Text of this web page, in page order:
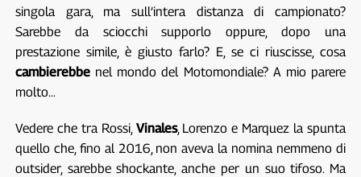
singola gara, ma sull’intera distanza di campionato?
Sarebbe da sciocchi supporlo oppure, dopo una
prestazione simile, è giusto farlo? E, se ci riuscisse, cosa
cambierebbenel mondo del Motomondiale? A mio parere
molto…
Vedere che tra Rossi, Vinales, Lorenzo e Marquez la spunta
quello che, fino al 2016, non aveva la nomina nemmeno di
outsider, sarebbe shockante, anche per un suo tifoso. Ma